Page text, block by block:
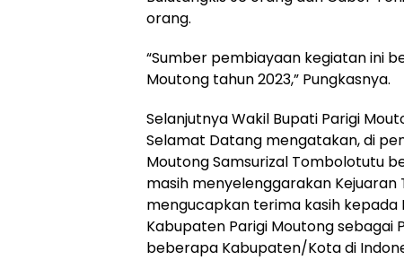
orang.
“Sumber pembiayaan kegiatan ini
Moutong tahun 2023,” Pungkasnya.
Selanjutnya Wakil Bupati Parigi
Selamat Datang mengatakan, di
Moutong Samsurizal Tombolotutu
masih menyelenggarakan Kejuaran
mengucapkan terima kasih
Kabupaten Parigi Moutong sebagai
beberapa Kabupaten/Kota di